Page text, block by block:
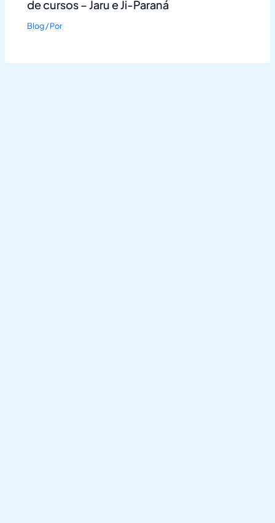
de cursos – Jaru e Ji-Paraná
Blog/ Por